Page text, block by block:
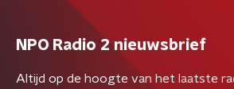
NPO Radio 2 nieuwsbrief
Altijd op de hoogte van het laatste